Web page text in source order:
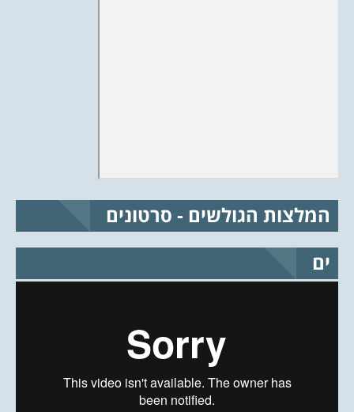
המלצות הגולשים - סרטונים
ים